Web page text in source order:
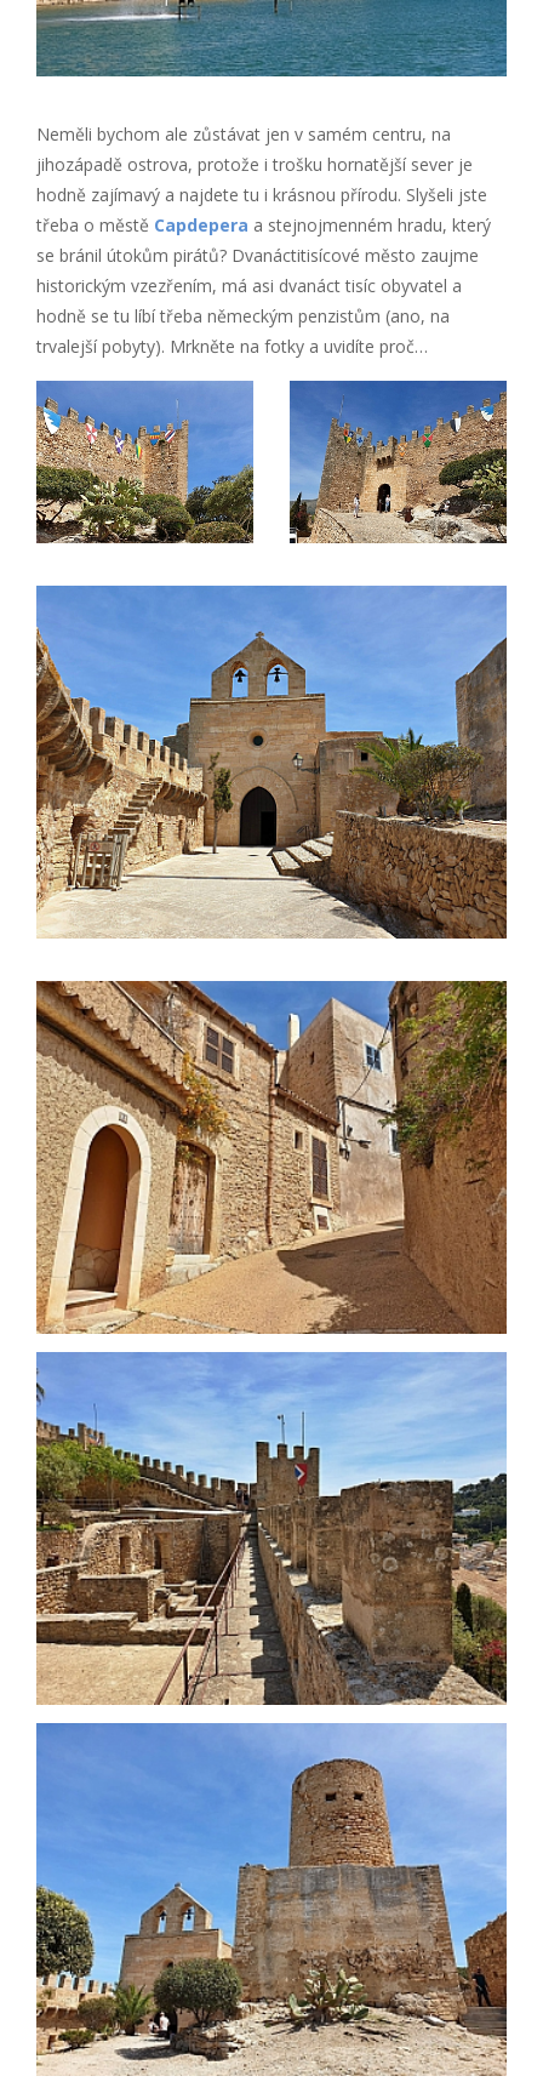
Neměli bychom ale zůstávat jen v samém centru, na
jihozápadě ostrova, protože i trošku hornatější sever je
hodně zajímavý a najdete tu i krásnou přírodu. Slyšeli jste
třeba o městě Capdepera a stejnojmenném hradu, který
se bránil útokům pirátů? Dvanáctitisícové město zaujme
historickým vzezřením, má asi dvanáct tisíc obyvatel a
hodně se tu líbí třeba německým penzistům (ano, na
trvalejší pobyty). Mrkněte na fotky a uvidíte proč…